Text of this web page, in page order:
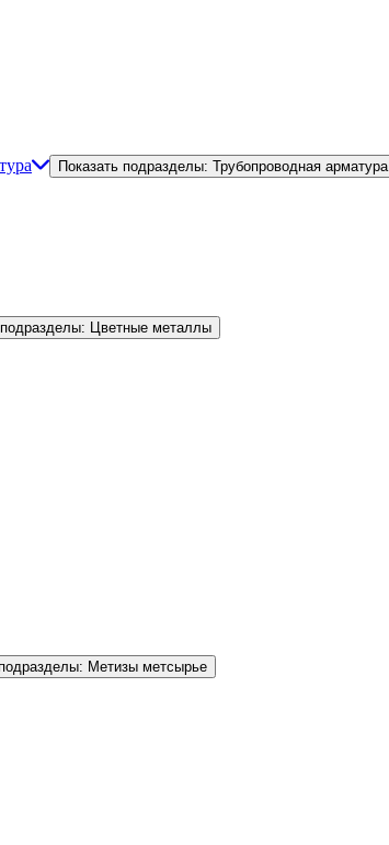
Показать подразделы: Трубопроводная арматура
подразделы: Цветные металлы
Метизы метсырье